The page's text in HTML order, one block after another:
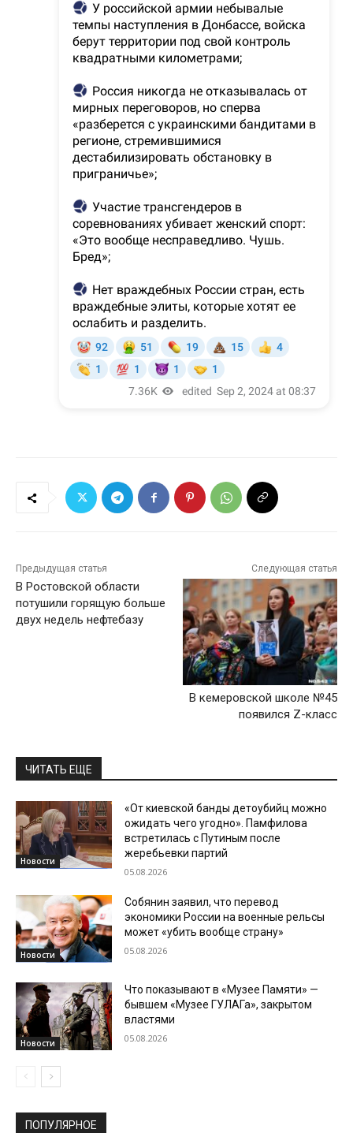
Предыдущая статья
В Ростовской области
потушили горящую больше
двух недель нефтебазу
Следующая статья
В кемеровской школе №45
появился Z-класс
ЧИТАТЬ ЕЩЕ
Новости
«От киевской банды детоубийц можно
ожидать чего угодно». Памфилова
встретилась с Путиным после
жеребьевки партий
05.08.2026
Новости
Собянин заявил, что перевод
экономики России на военные рельсы
может «убить вообще страну»
05.08.2026
Новости
Что показывают в «Музее Памяти» —
бывшем «Музее ГУЛАГа», закрытом
властями
05.08.2026
ПОПУЛЯРНОЕ